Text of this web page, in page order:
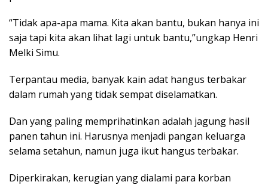
“Tidak apa-apa mama. Kita akan bantu, bukan hanya ini
saja tapi kita akan lihat lagi untuk bantu,”ungkap Henri
Melki Simu.
Terpantau media, banyak kain adat hangus terbakar
dalam rumah yang tidak sempat diselamatkan.
Dan yang paling memprihatinkan adalah jagung hasil
panen tahun ini. Harusnya menjadi pangan keluarga
selama setahun, namun juga ikut hangus terbakar.
Diperkirakan, kerugian yang dialami para korban